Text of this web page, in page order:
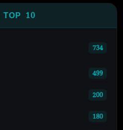
TOP 10
734
499
200
180